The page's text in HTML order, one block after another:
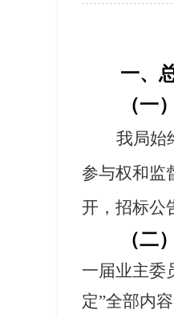
一、
（一
我局始
参与权和监
开，招标公
（二
一届业主委
定”全部内